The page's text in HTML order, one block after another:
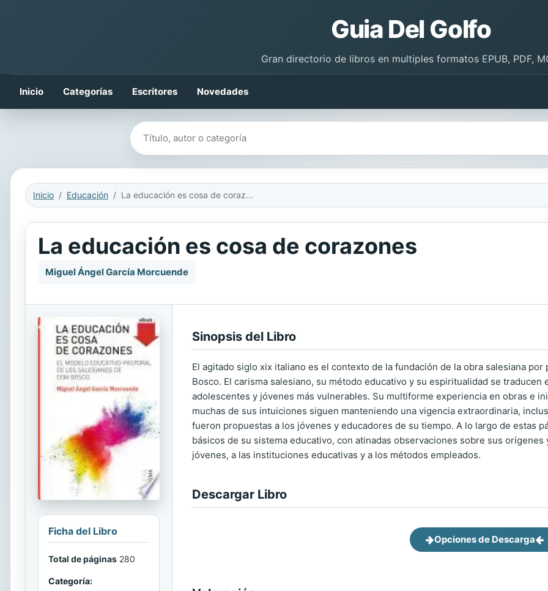
Guia Del Golfo
Gran directorio de libros en multiples formatos EPUB, PDF,
Inicio Categorías Escritores Novedades
Buscar libros
Inicio Educación La educación es cosa de corazones
La educación es cosa de corazones
Miguel Ángel García Morcuende
Ficha del Libro
Total de páginas 280
Categoría:
Sinopsis del Libro
El agitado siglo xix italiano es el contexto de la fundación de la obra salesiana
Bosco. El carisma salesiano, su método educativo y su espiritualidad se
adolescentes y jóvenes más vulnerables. Su multiforme experiencia en obras e
muchas de sus intuiciones siguen manteniendo una vigencia extraordinaria,
fueron propuestas a los jóvenes y educadores de su tiempo. A lo largo de estas
básicos de su sistema educativo, con atinadas observaciones sobre sus
jóvenes, a las instituciones educativas y a los métodos empleados.
Descargar Libro
Opciones de Descarga